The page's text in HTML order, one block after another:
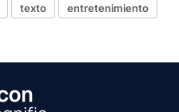
texto
entretenimiento